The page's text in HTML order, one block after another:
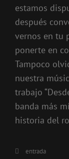
estamos
después
vernos en tu
ponerte en
Tampoco
nuestra
trabajo
banda más
historia del
Categorías
entrada